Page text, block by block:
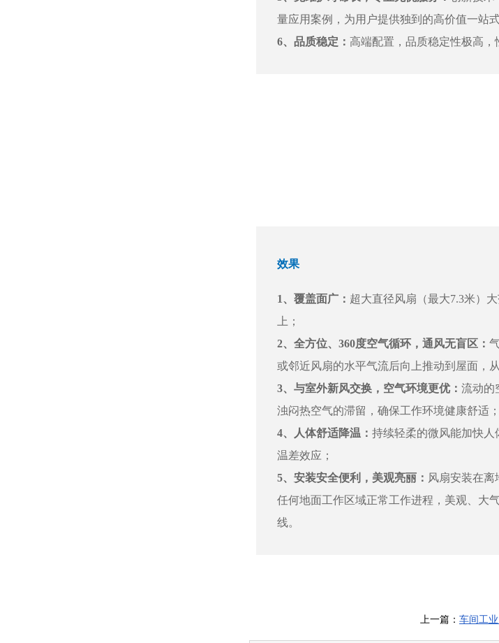
量应用案例，为用户提供独到的高价值一站
6、品质稳定： 高端配置，品质稳定性极高，
效果
1、覆盖面广： 超大直径风扇（最大7.3米）
上；
2、全方位、360度空气循环，通风无盲区：
或邻近风扇的水平气流后向上推动到屋面，
3、与室外新风交换，空气环境更优： 流动的
浊闷热空气的滞留，确保工作环境健康舒适；
4、人体舒适降温： 持续轻柔的微风能加快
温差效应；
5、安装安全便利，美观亮丽： 风扇安装在
任何地面工作区域正常工作进程，美观、大
线。
上一篇： 车间工